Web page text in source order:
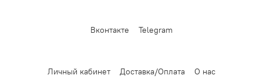
Вконтакте Telegram
Личный кабинет Доставка/Оплата О нас